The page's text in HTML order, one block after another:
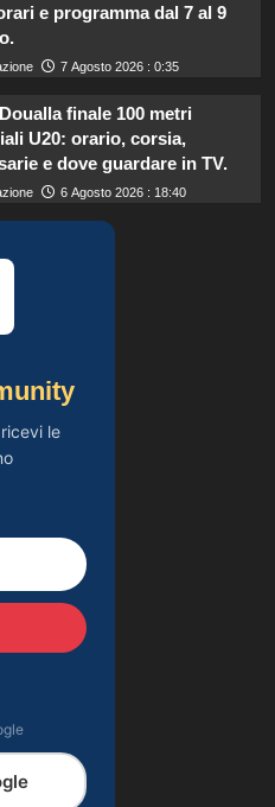
e programma dal 7 al 9
7 Agosto 2026 : 0:35
finale 100 metri
U20: orario, corsia,
e dove guardare in TV.
6 Agosto 2026 : 18:40
le